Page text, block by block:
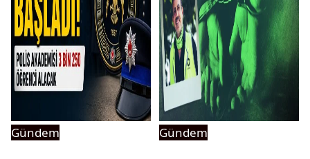
Gündem
Gündem